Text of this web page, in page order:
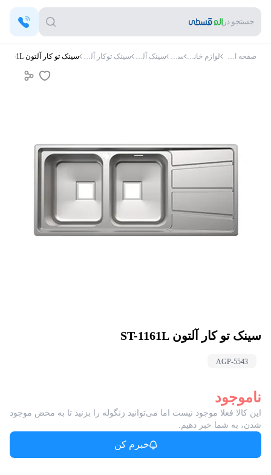
جستجو در
صفحه اصلی لوازم خانگی سینک سینک آلتون سینک توکار آلتون سینک تو کار آلتون ST-1161L
سینک تو کار آلتون ST-1161L
AGP-5543
ناموجود
این کالا فعلا موجود نیست اما می‌توانید زنگوله را بزنید تا به محض موجود
شدن، به شما خبر دهیم.
خبرم کن